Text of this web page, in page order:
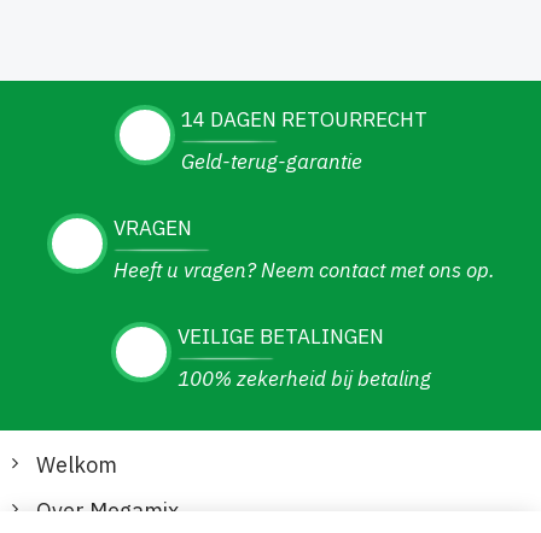
14 DAGEN RETOURRECHT
Geld-terug-garantie
VRAGEN
Heeft u vragen? Neem contact met ons op.
VEILIGE BETALINGEN
100% zekerheid bij betaling
Welkom
Over Megamix